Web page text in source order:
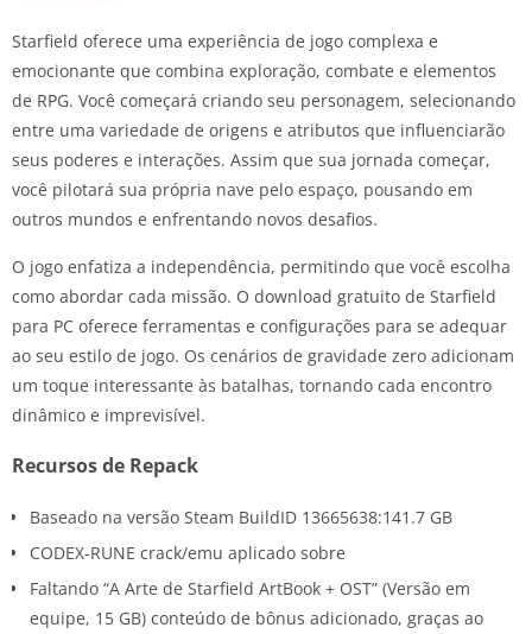
Starfield oferece uma experiência de jogo complexa e
emocionante que combina exploração, combate e elementos
de RPG. Você começará criando seu personagem, selecionando
entre uma variedade de origens e atributos que influenciarão
seus poderes e interações. Assim que sua jornada começar,
você pilotará sua própria nave pelo espaço, pousando em
outros mundos e enfrentando novos desafios.
O jogo enfatiza a independência, permitindo que você escolha
como abordar cada missão. O download gratuito de Starfield
para PC oferece ferramentas e configurações para se adequar
ao seu estilo de jogo. Os cenários de gravidade zero adicionam
um toque interessante às batalhas, tornando cada encontro
dinâmico e imprevisível.
Recursos de Repack
Baseado na versão Steam BuildID 13665638:141.7 GB
CODEX-RUNE crack/emu aplicado sobre
Faltando “A Arte de Starfield ArtBook + OST” (Versão em
equipe, 15 GB) conteúdo de bônus adicionado, graças ao